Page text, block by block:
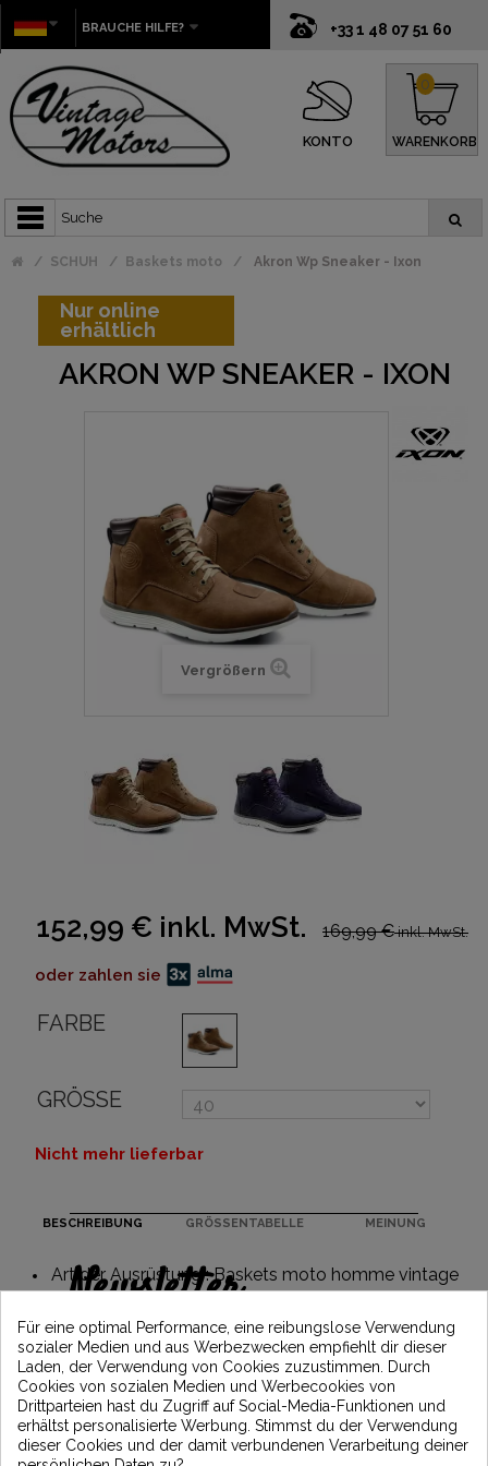
+33 1 48 07 51 60
BRAUCHE HILFE?
KONTO WARENKORB
0
SCHUH Baskets moto Akron Wp Sneaker - Ixon
Nur online
erhältlich
AKRON WP SNEAKER - IXON
Vergrößern
152,99 € inkl. MwSt. 169,99 €inkl. MwSt.
oder zahlen sie
FARBE
GRÖSSE
Nicht mehr lieferbar
BESCHREIBUNG GRÖSSENTABELLE MEINUNG
Art der Ausrüstung : Baskets moto homme vintage
Newsletter
Erhalten Sie 5€ Rabatt auf Ihre erste
Bestellung, indem Sie sich anmelden und
über die neuesten Vintage Motors-
Nachrichten informiert bleiben
*Dès 99€ d'achat. En vous abonnant à notre newsletter, vous reconnaissez avoir pris
Für eine optimal Performance, eine reibungslose Verwendung
sozialer Medien und aus Werbezwecken empfiehlt dir dieser
Laden, der Verwendung von Cookies zuzustimmen. Durch
Cookies von sozialen Medien und Werbecookies von
Drittparteien hast du Zugriff auf Social-Media-Funktionen und
erhältst personalisierte Werbung. Stimmst du der Verwendung
dieser Cookies und der damit verbundenen Verarbeitung deiner